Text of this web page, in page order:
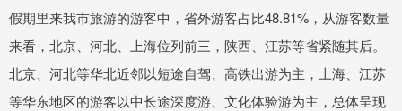
假期里来我市旅游的游客中，省外游客占比48.81%，从游客数量
来看，北京、河北、上海位列前三，陕西、江苏等省紧随其后。
北京、河北等华北近邻以短途自驾、高铁出游为主，上海、江苏
等华东地区的游客以中长途深度游、文化体验游为主，总体呈现